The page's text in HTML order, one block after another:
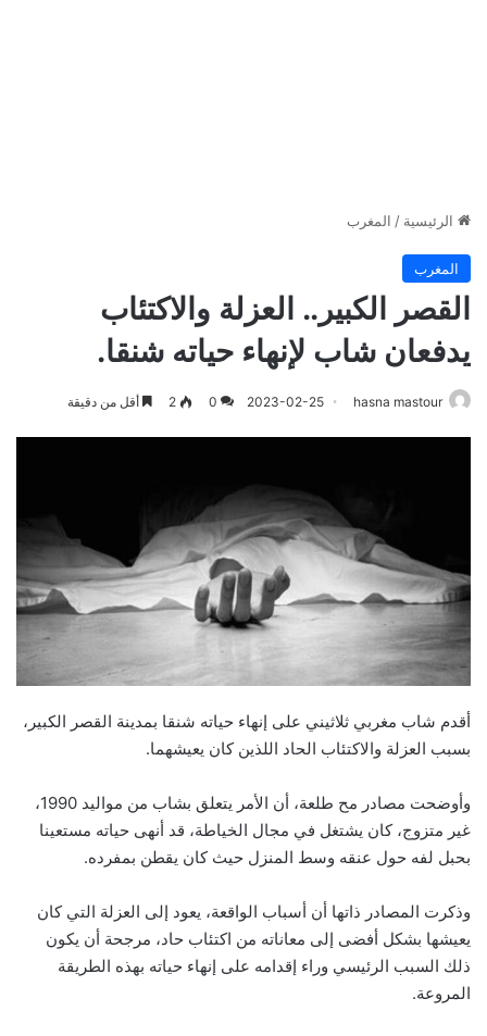
الرئيسية / المغرب
المغرب
القصر الكبير.. العزلة والاكتئاب
يدفعان شاب لإنهاء حياته شنقا.
hasna mastour
2023-02-25
0
2 أقل من دقيقة
أقدم شاب مغربي ثلاثيني على إنهاء حياته شنقا بمدينة القصر الكبير،
بسبب العزلة والاكتئاب الحاد اللذين كان يعيشهما.
وأوضحت مصادر مح طلعة، أن الأمر يتعلق بشاب من مواليد 1990،
غير متزوج، كان يشتغل في مجال الخياطة، قد أنهى حياته مستعينا
بحبل لفه حول عنقه وسط المنزل حيث كان يقطن بمفرده.
وذكرت المصادر ذاتها أن أسباب الواقعة، يعود إلى العزلة التي كان
يعيشها بشكل أفضى إلى معاناته من اكتئاب حاد، مرجحة أن يكون
ذلك السبب الرئيسي وراء إقدامه على إنهاء حياته بهذه الطريقة
المروعة.